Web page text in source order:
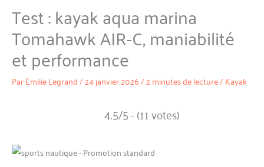
Test : kayak aqua marina
Tomahawk AIR-C, maniabilité
et performance
ParÉmilie Legrand/24 janvier 2026/2 minutes de lecture/Kayak
4.5/5 - (11 votes)